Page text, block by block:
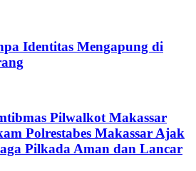
Identitas Mengapung di
Pilwalkot Makassar
Polrestabes Makassar Ajak
Pilkada Aman dan Lancar